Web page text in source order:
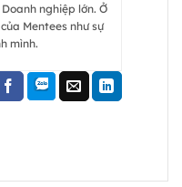
nghiệp lớn. Ở
Mentees như sự
mình.